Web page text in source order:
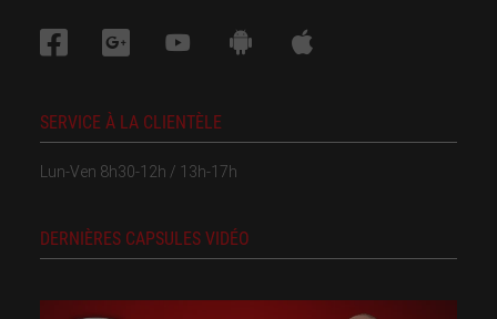
SERVICE À LA CLIENTÈLE
Lun-Ven 8h30-12h / 13h-17h
DERNIÈRES CAPSULES VIDÉO